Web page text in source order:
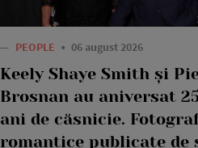
— PEOPLE 06 august 2026
Keely Shaye Smith și
Brosnan au aniversat
ani de căsnicie.
romantice publicate de